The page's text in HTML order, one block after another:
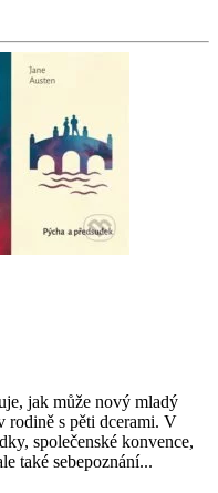
jak může nový mladý
rodině s pěti dcerami. V
společenské konvence,
také sebepoznání...